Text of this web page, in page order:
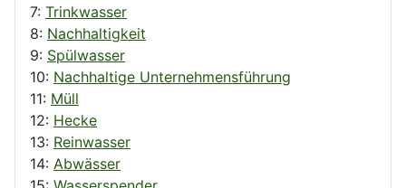
7: Trinkwasser
8: Nachhaltigkeit
9: Spülwasser
10: Nachhaltige Unternehmensführung
11: Müll
12: Hecke
13: Reinwasser
14: Abwässer